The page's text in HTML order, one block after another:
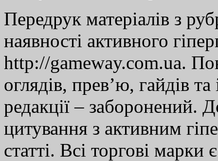
Передрук матеріалів з
наявності активного
http://gameway.com.ua.
оглядів, прев’ю, гайдів
редакції – заборонений.
цитування з активним
статті. Всі торгові марки